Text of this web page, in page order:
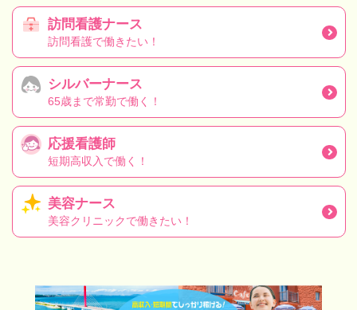
訪問看護ナース
訪問看護で働きたい！
シルバーナース
65歳まで常勤で働く！
応援看護師
短期高収入で働く！
美容ナース
美容クリニックで働きたい！